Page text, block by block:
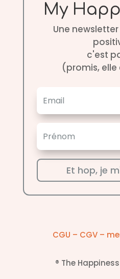
My
Une
c'est
(promis, elle
Et hop, je
CGU – CGV –
® The